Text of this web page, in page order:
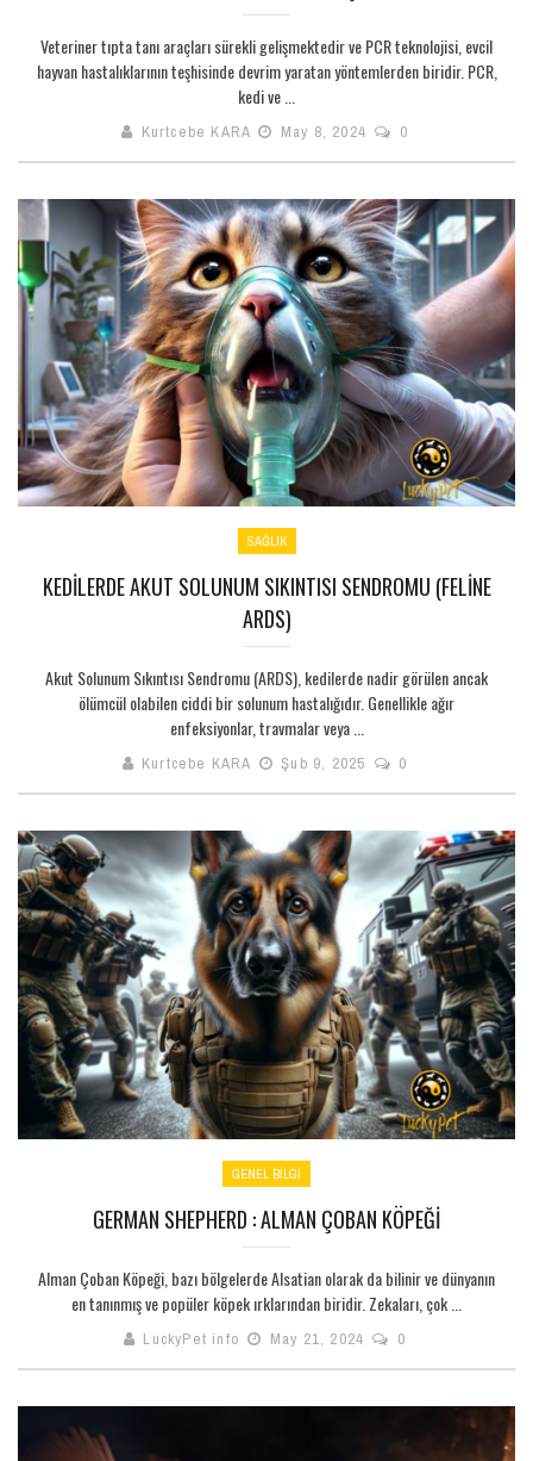
Veteriner tıpta tanı araçları sürekli gelişmektedir ve PCR teknolojisi, evcil
hayvan hastalıklarının teşhisinde devrim yaratan yöntemlerden biridir. PCR,
kedi ve ...
Kurtcebe KARA May 8, 2024 0
SAĞLIK
KEDILERDE AKUT SOLUNUM SIKINTISI SENDROMU (FELINE
ARDS)
Akut Solunum Sıkıntısı Sendromu (ARDS), kedilerde nadir görülen ancak
ölümcül olabilen ciddi bir solunum hastalığıdır. Genellikle ağır
enfeksiyonlar, travmalar veya ...
Kurtcebe KARA Şub 9, 2025 0
GENEL BILGI
GERMAN SHEPHERD : ALMAN ÇOBAN KÖPEĞI
Alman Çoban Köpeği, bazı bölgelerde Alsatian olarak da bilinir ve dünyanın
en tanınmış ve popüler köpek ırklarından biridir. Zekaları, çok ...
LuckyPet info May 21, 2024 0